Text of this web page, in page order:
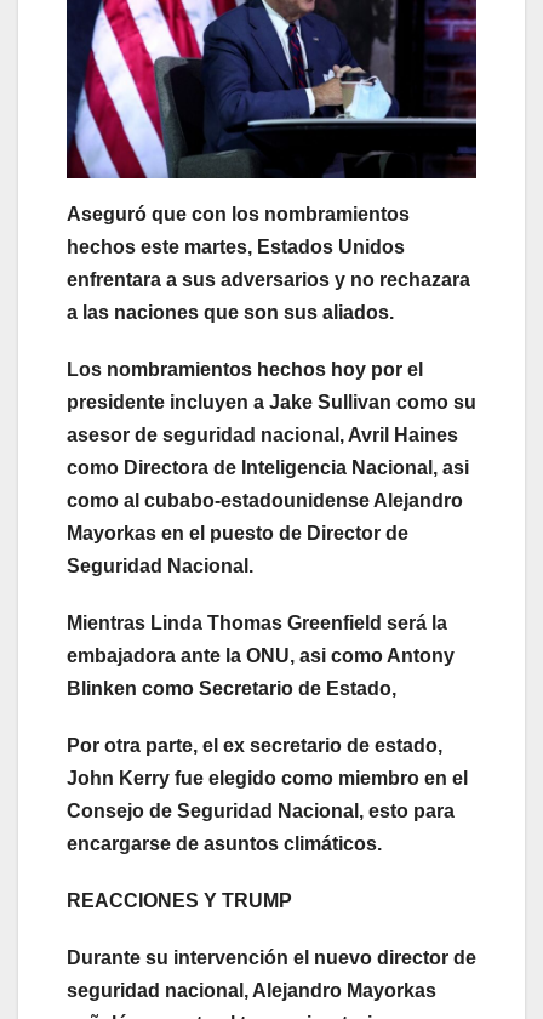
Aseguró que con los nombramientos
hechos este martes, Estados Unidos
enfrentara a sus adversarios y no rechazara
a las naciones que son sus aliados.
Los nombramientos hechos hoy por el
presidente incluyen a Jake Sullivan como su
asesor de seguridad nacional, Avril Haines
como Directora de Inteligencia Nacional, asi
como al cubabo-estadounidense Alejandro
Mayorkas en el puesto de Director de
Seguridad Nacional.
Mientras Linda Thomas Greenfield será la
embajadora ante la ONU, asi como Antony
Blinken como Secretario de Estado,
Por otra parte, el ex secretario de estado,
John Kerry fue elegido como miembro en el
Consejo de Seguridad Nacional, esto para
encargarse de asuntos climáticos.
REACCIONES Y TRUMP
Durante su intervención el nuevo director de
seguridad nacional, Alejandro Mayorkas